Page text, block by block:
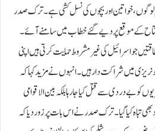
لوگوں، خواتین اور بچوں کی نسل کشی ہے۔ترک صدر
کے موقع پر دیے گئے خطاب میں سامنے آئے۔
جو اسرائیل کی غیر مشروط حمایت کرتی ہیں اپنی
میں شراکت دار ہیں۔انہوں نے مزید کہا کہ
کو بے دردی سے قتل کیا جا رہا بلکہ بین الاقوامی
بھی تباہ کیا گیا۔ترک صدر نے اس بات پر زور دیا کہ